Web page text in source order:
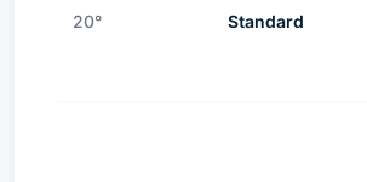
20° Standard